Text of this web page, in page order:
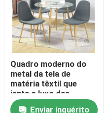
Quadro moderno do
metal da tela de
matéria têxtil que
janta o luxo das
cadeiras
Enviar inquérito